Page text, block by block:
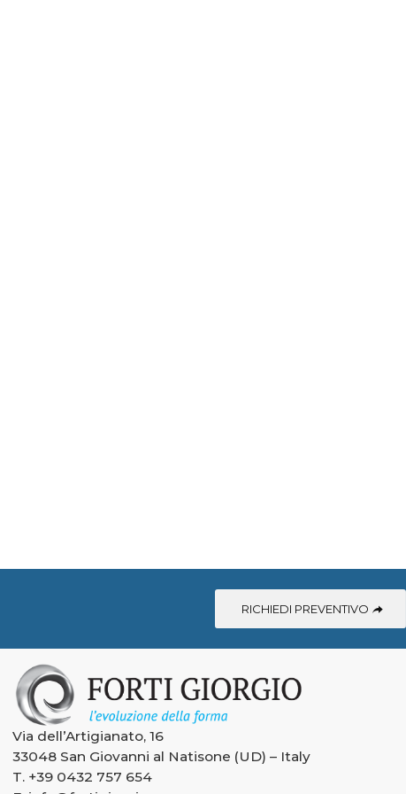
RICHIEDI PREVENTIVO
Via dell’Artigianato, 16
33048 San Giovanni al Natisone (UD) – Italy
T. +39 0432 757 654